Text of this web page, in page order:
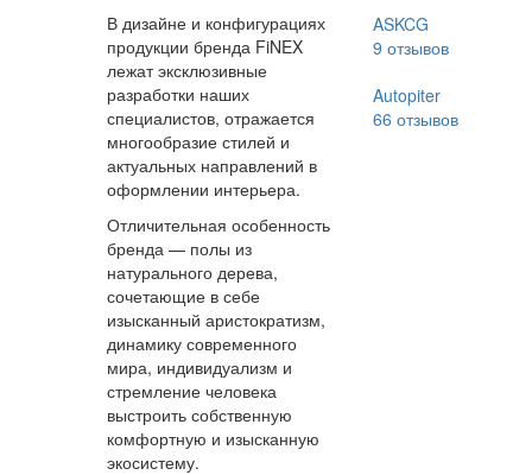
В дизайне и конфигурациях
продукции бренда FiNEX
лежат эксклюзивные
разработки наших
специалистов, отражается
многообразие стилей и
актуальных направлений в
оформлении интерьера.
Отличительная особенность
бренда — полы из
натурального дерева,
сочетающие в себе
изысканный аристократизм,
динамику современного
мира, индивидуализм и
стремление человека
выстроить собственную
комфортную и изысканную
экосистему.
ASKCG
9 отзывов
Autopiter
66 отзывов